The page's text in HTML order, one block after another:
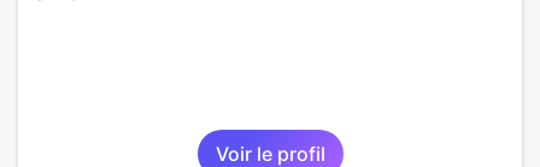
Voir le profil